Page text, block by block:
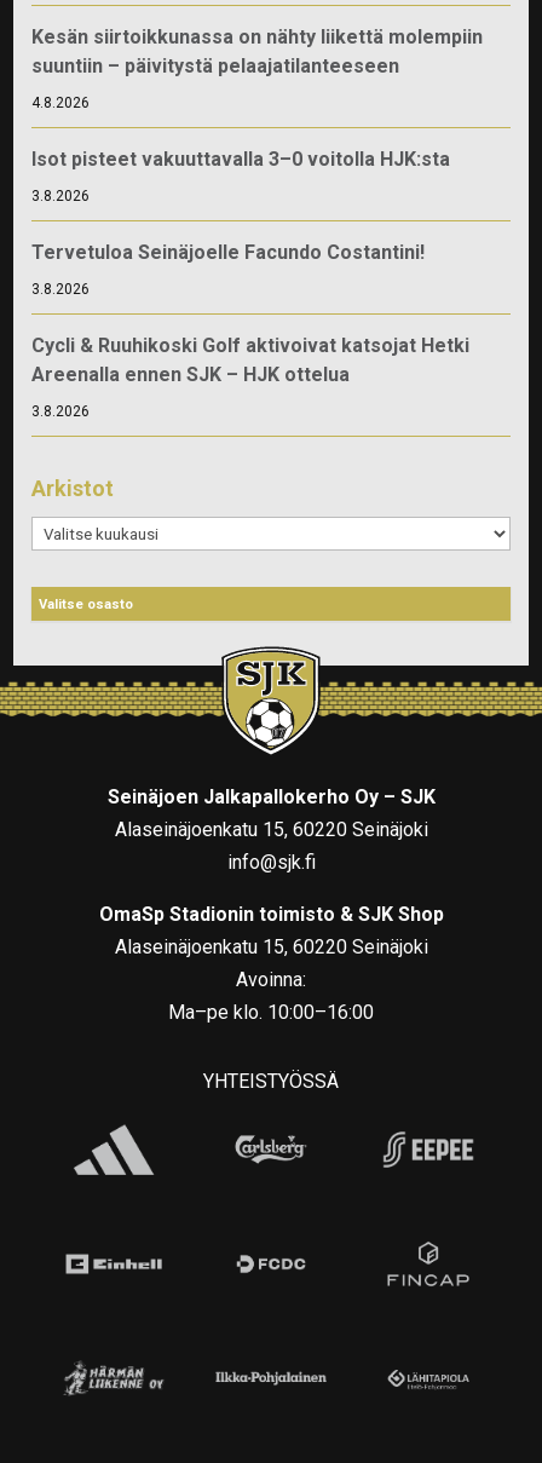
Kesän siirtoikkunassa on nähty liikettä molempiin
suuntiin – päivitystä pelaajatilanteeseen
4.8.2026
Isot pisteet vakuuttavalla 3–0 voitolla HJK:sta
3.8.2026
Tervetuloa Seinäjoelle Facundo Costantini!
3.8.2026
Cycli & Ruuhikoski Golf aktivoivat katsojat Hetki
Areenalla ennen SJK – HJK ottelua
3.8.2026
Arkistot
Arkistot
Seinäjoen Jalkapallokerho Oy – SJK
Alaseinäjoenkatu 15, 60220 Seinäjoki
info@sjk.fi
OmaSp Stadionin toimisto & SJK Shop
Alaseinäjoenkatu 15, 60220 Seinäjoki
Avoinna:
Ma–pe klo. 10:00–16:00
YHTEISTYÖSSÄ